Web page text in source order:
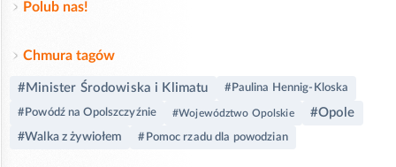
Polub nas!
Chmura tagów
#Minister Środowiska i Klimatu #Paulina Hennig-Kloska
#Powódź na Opolszczyźnie #Województwo Opolskie #Opole
#Walka z żywiołem #Pomoc rzadu dla powodzian